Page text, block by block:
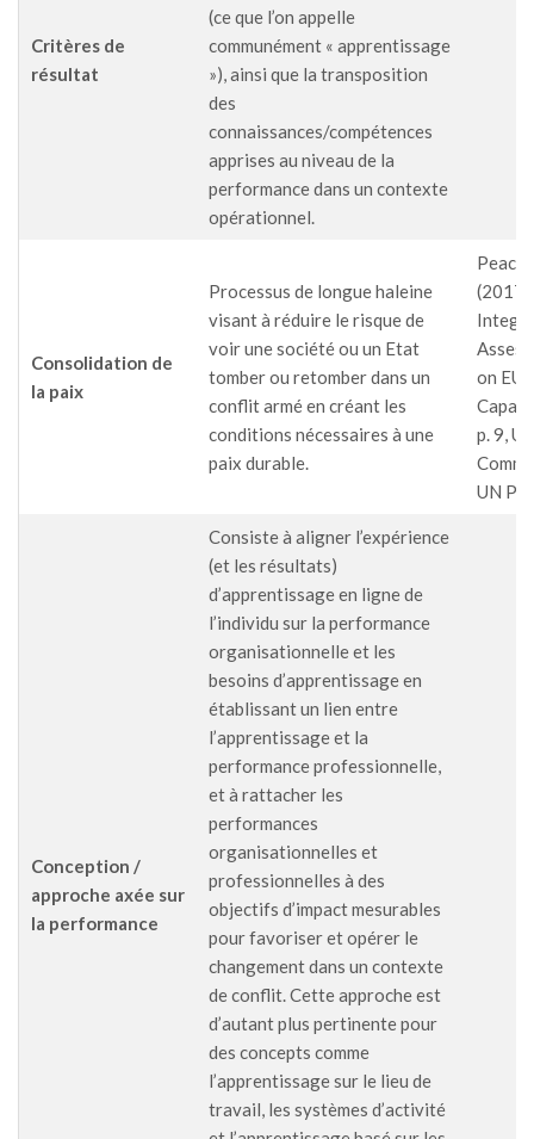
Critères de
résultat
(ce que l’on appelle
communément « apprentissage
»), ainsi que la transposition
des
connaissances/compétences
apprises au niveau de la
performance dans un contexte
opérationnel.
Consolidation de
la paix
Processus de longue haleine
visant à réduire le risque de
voir une société ou un Etat
tomber ou retomber dans un
conflit armé en créant les
conditions nécessaires à une
paix durable.
on
p. 9,
UN
Conception /
approche axée sur
la performance
Consiste à aligner l’expérience
(et les résultats)
d’apprentissage en ligne de
l’individu sur la performance
organisationnelle et les
besoins d’apprentissage en
établissant un lien entre
l’apprentissage et la
performance professionnelle,
et à rattacher les
performances
organisationnelles et
professionnelles à des
objectifs d’impact mesurables
pour favoriser et opérer le
changement dans un contexte
de conflit. Cette approche est
d’autant plus pertinente pour
des concepts comme
l’apprentissage sur le lieu de
travail, les systèmes d’activité